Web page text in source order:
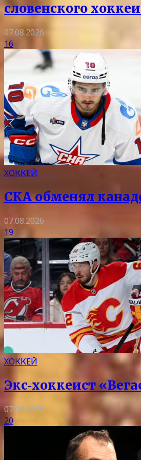
словенского
07.08.2026
16
ХОККЕЙ
СКА обменял
07.08.2026
19
ХОККЕЙ
Экс‑хоккеист
07.08.2026
20